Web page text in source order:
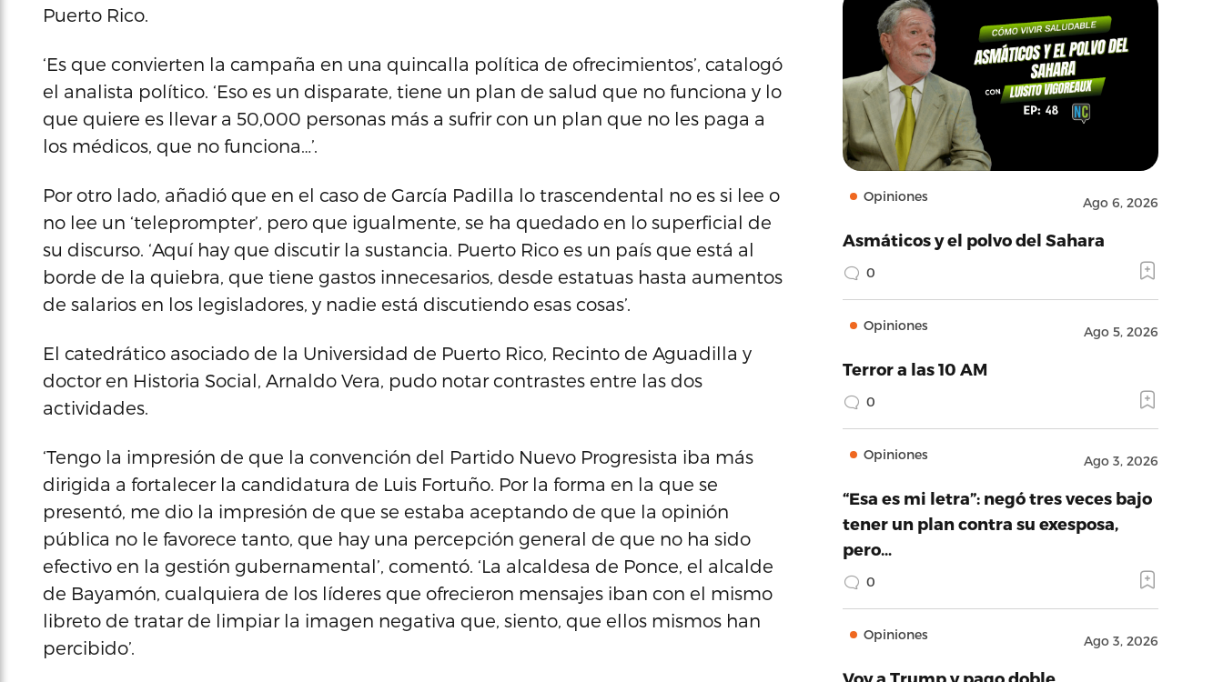
Puerto Rico.
‘Es que convierten la campaña en una quincalla política de ofrecimientos’, catalogó
el analista político. ‘Eso es un disparate, tiene un plan de salud que no funciona y lo
que quiere es llevar a 50,000 personas más a sufrir con un plan que no les paga a
los médicos, que no funciona…’.
Por otro lado, añadió que en el caso de García Padilla lo trascendental no es si lee o
no lee un ‘teleprompter’, pero que igualmente, se ha quedado en lo superficial de
su discurso. ‘Aquí hay que discutir la sustancia. Puerto Rico es un país que está al
borde de la quiebra, que tiene gastos innecesarios, desde estatuas hasta aumentos
de salarios en los legisladores, y nadie está discutiendo esas cosas’.
El catedrático asociado de la Universidad de Puerto Rico, Recinto de Aguadilla y
doctor en Historia Social, Arnaldo Vera, pudo notar contrastes entre las dos
actividades.
‘Tengo la impresión de que la convención del Partido Nuevo Progresista iba más
dirigida a fortalecer la candidatura de Luis Fortuño. Por la forma en la que se
presentó, me dio la impresión de que se estaba aceptando de que la opinión
pública no le favorece tanto, que hay una percepción general de que no ha sido
efectivo en la gestión gubernamental’, comentó. ‘La alcaldesa de Ponce, el alcalde
de Bayamón, cualquiera de los líderes que ofrecieron mensajes iban con el mismo
libreto de tratar de limpiar la imagen negativa que, siento, que ellos mismos han
percibido’.
Opiniones Ago 6, 2026
Asmáticos y el polvo del Sahara
0
Opiniones Ago 5, 2026
Terror a las 10 AM
0
Opiniones Ago 3, 2026
“Esa es mi letra”: negó tres veces bajo
tener un plan contra su exesposa,
pero…
0
Opiniones Ago 3, 2026
Voy a Trump y pago doble